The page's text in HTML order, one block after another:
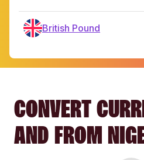
British Pound
CONVERT
AND FROM